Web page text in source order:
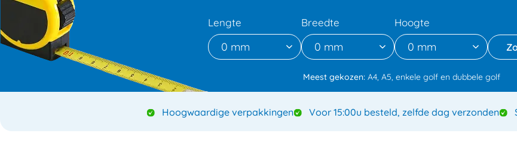
Lengte
0 mm
Breedte
0 mm
Hoogte
0 mm
Meest gekozen: A4, A5, enkele golf en dubbele golf
Hoogwaardige verpakkingen Voor 15:00u besteld, zelfde dag verzonden